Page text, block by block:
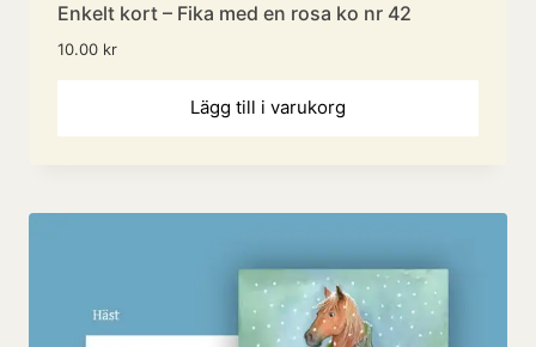
Enkelt kort – Fika med en rosa ko nr 42
10.00 kr
Lägg till i varukorg